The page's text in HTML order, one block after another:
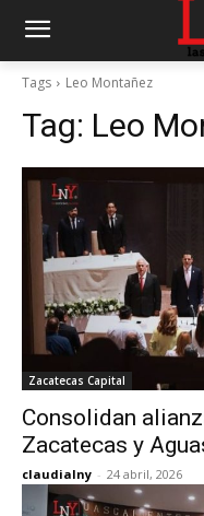
Tags Leo Montañez
Tag: Leo
Zacatecas Capital
Consolidan
Zacatecas y
claudialny - 24 abril, 2026